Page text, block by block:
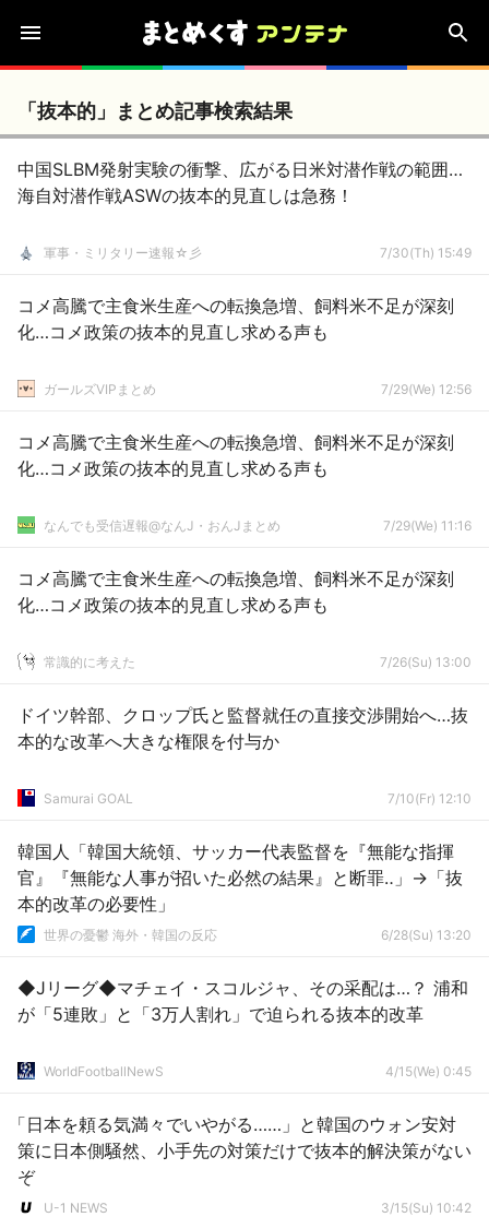
「抜本的」まとめ記事検索結果
中国SLBM発射実験の衝撃、広がる日米対潜作戦の範囲…
海自対潜作戦ASWの抜本的見直しは急務！
軍事・ミリタリー速報☆彡 7/30(Th) 15:49
コメ高騰で主食米生産への転換急増、飼料米不足が深刻
化…コメ政策の抜本的見直し求める声も
ガールズVIPまとめ 7/29(We) 12:56
コメ高騰で主食米生産への転換急増、飼料米不足が深刻
化…コメ政策の抜本的見直し求める声も
なんでも受信遅報@なんJ・おんJまとめ 7/29(We) 11:16
コメ高騰で主食米生産への転換急増、飼料米不足が深刻
化…コメ政策の抜本的見直し求める声も
常識的に考えた 7/26(Su) 13:00
ドイツ幹部、クロップ氏と監督就任の直接交渉開始へ…抜
本的な改革へ大きな権限を付与か
Samurai GOAL 7/10(Fr) 12:10
韓国人「韓国大統領、サッカー代表監督を『無能な指揮
官』『無能な人事が招いた必然の結果』と断罪‥」→「抜
本的改革の必要性」
世界の憂鬱 海外・韓国の反応 6/28(Su) 13:20
◆Jリーグ◆マチェイ・スコルジャ、その采配は…？ 浦和
が「5連敗」と「3万人割れ」で迫られる抜本的改革
WorldFootballNewS 4/15(We) 0:45
「日本を頼る気満々でいやがる……」と韓国のウォン安対
策に日本側騒然、小手先の対策だけで抜本的解決策がない
ぞ
U-1 NEWS 3/15(Su) 10:42